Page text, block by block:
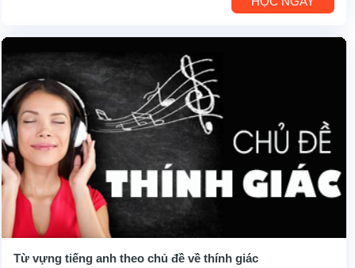
Từ vựng tiếng anh theo chủ đề về thính giác